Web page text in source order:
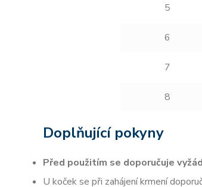
5
6
7
8
Doplňující pokyny
Před použitím se doporučuje
U koček se při zahájení krmení